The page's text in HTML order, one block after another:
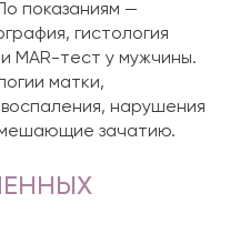
показаниям —
гистология
MAR-тест у мужчины.
матки,
нарушения
мешающие зачатию.